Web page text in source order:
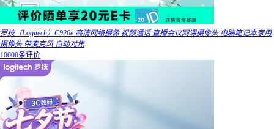
罗技（Logitech）C920e 高清网络摄像 视频通话 直播会议网课摄像头 电脑笔记本家用
摄像头 带麦克风 自动对焦
10000条评价